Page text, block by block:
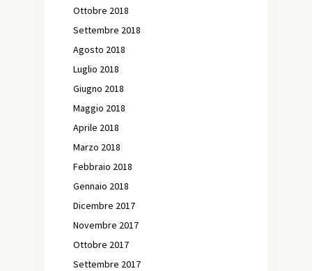
Ottobre 2018
Settembre 2018
Agosto 2018
Luglio 2018
Giugno 2018
Maggio 2018
Aprile 2018
Marzo 2018
Febbraio 2018
Gennaio 2018
Dicembre 2017
Novembre 2017
Ottobre 2017
Settembre 2017